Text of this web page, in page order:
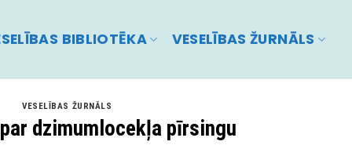
BIBLIOTĒKA VESELĪBAS ŽURNĀLS
VESELĪBAS ŽURNĀLS
dzimumlocekļa pīrsingu